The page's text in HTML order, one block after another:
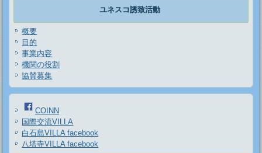
ユネスコ誘致活動
概要
目的
事業内容
機関の役割
協賛募集
COINN
国際交流VILLA
白石島VILLA facebook
八塔寺VILLA facebook